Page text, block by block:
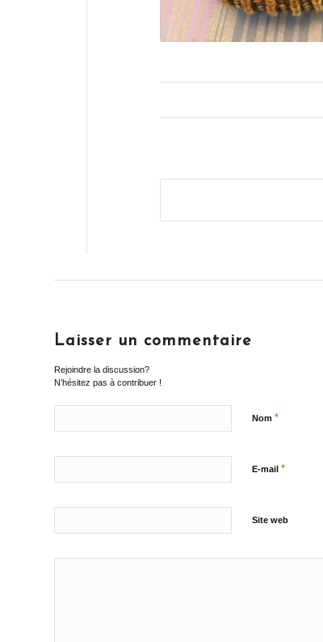
Laisser un commentaire
Rejoindre la discussion?
N’hésitez pas à contribuer !
Nom *
E-mail *
Site web